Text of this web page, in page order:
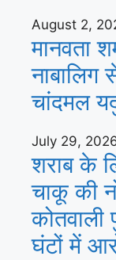
August 2,
मानवता
नाबालिग
चांदमल
July 29,
शराब के
चाकू की
घंटों में